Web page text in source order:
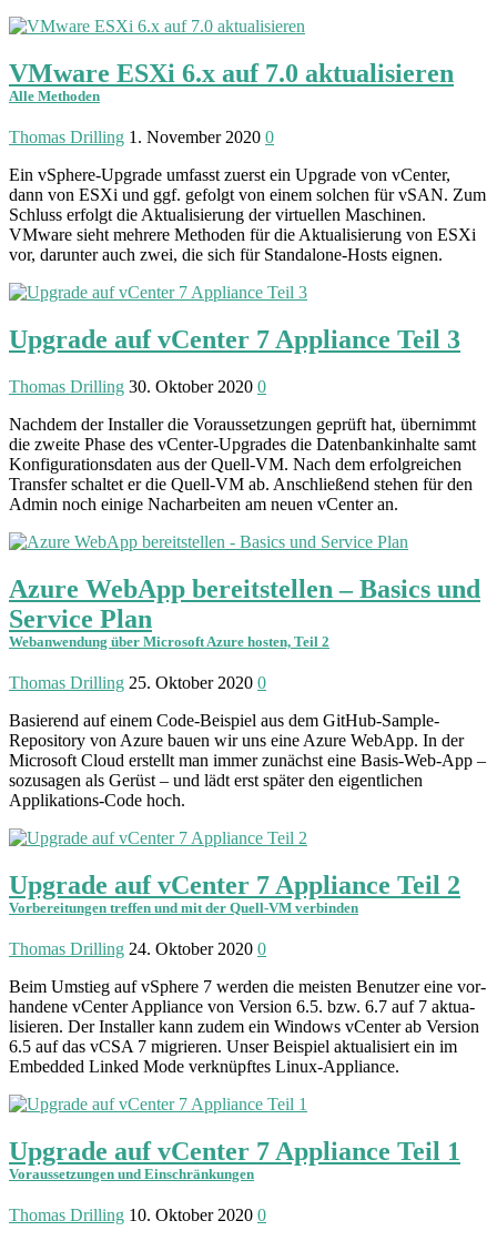
VMware ESXi 6.x auf 7.0 aktualisieren
Alle Methoden
Thomas Drilling 1. November 2020 0
Ein vSphere-Upgrade umfasst zuerst ein Upgrade von vCenter,
dann von ESXi und ggf. gefolgt von einem solchen für vSAN. Zum
Schluss erfolgt die Aktualisierung der virtuellen Maschinen.
VMware sieht mehrere Methoden für die Aktualisierung von ESXi
vor, darunter auch zwei, die sich für Standalone-Hosts eignen.
Upgrade auf vCenter 7 Appliance Teil 3
Thomas Drilling 30. Oktober 2020 0
Nachdem der Installer die Voraus­setzungen geprüft hat, übernimmt
die zweite Phase des vCenter-Upgrades die Daten­bank­inhalte samt
Konfi­gurations­daten aus der Quell-VM. Nach dem erfolgreichen
Transfer schaltet er die Quell-VM ab. Anschließend stehen für den
Admin noch einige Nacharbeiten am neuen vCenter an.
Azure WebApp bereitstellen – Basics und
Service Plan
Webanwendung über Microsoft Azure hosten, Teil 2
Thomas Drilling 25. Oktober 2020 0
Basierend auf einem Code-Beispiel aus dem GitHub-Sample-
Repository von Azure bauen wir uns eine Azure WebApp. In der
Microsoft Cloud erstellt man immer zunächst eine Basis-Web-App –
sozusagen als Gerüst – und lädt erst später den eigentlichen
Applikations-Code hoch.
Upgrade auf vCenter 7 Appliance Teil 2
Vorbereitungen treffen und mit der Quell-VM verbinden
Thomas Drilling 24. Oktober 2020 0
Beim Umstieg auf vSphere 7 werden die meisten Benutzer eine vor­
handene vCenter Appliance von Version 6.5. bzw. 6.7 auf 7 aktua­
lisieren. Der Installer kann zudem ein Windows vCenter ab Version
6.5 auf das vCSA 7 mig­rieren. Unser Beispiel aktua­lisiert ein im
Embedded Linked Mode ver­knüpftes Linux-Appliance.
Upgrade auf vCenter 7 Appliance Teil 1
Voraussetzungen und Einschränkungen
Thomas Drilling 10. Oktober 2020 0